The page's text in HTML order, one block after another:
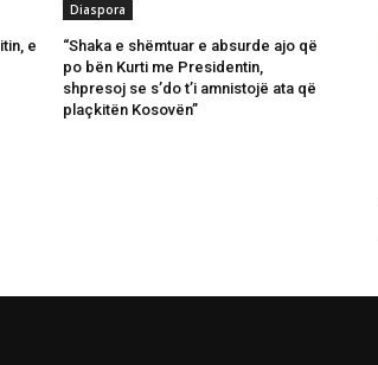
e
Diaspora
“Shaka e shëmtuar e absurde ajo që
po bën Kurti me Presidentin,
shpresoj se s’do t’i amnistojë ata që
plaçkitën Kosovën”